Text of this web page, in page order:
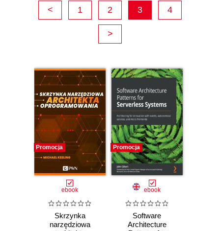
< 1 2 3 4
>
Promocja
ebook
Skrzynka
narzędziowa
Promocja
ebook
Software
Architecture